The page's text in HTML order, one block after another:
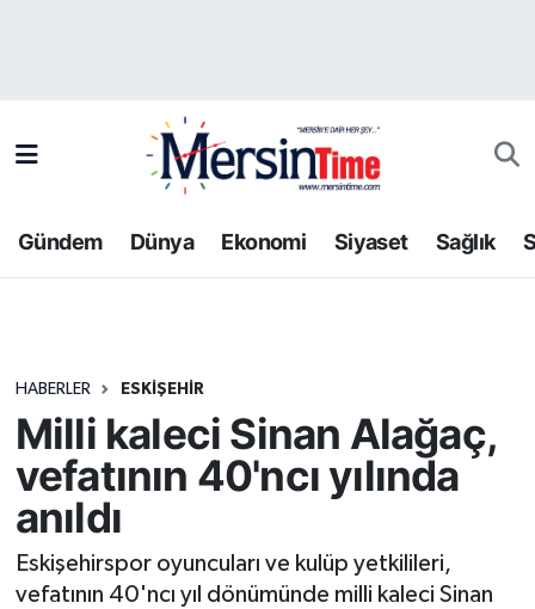
Gündem Dünya Ekonomi Siyaset Sağlık
HABERLER ESKIŞEHIR
Milli kaleci Sinan Alağaç,
vefatının 40'ncı yılında
anıldı
Eskişehirspor oyuncuları ve kulüp yetkilileri,
vefatının 40'ncı yıl dönümünde milli kaleci Sinan
Bilim-Teknoloji
Dünya
Ekonomi
Gündem
Kültür-Sanat
Resmi İlan
Trafik Durumu
Tüm Manşetler
Haber Arşivi